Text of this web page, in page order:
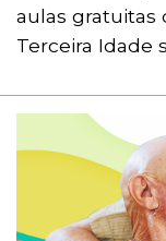
aulas gratuitas
Terceira Idade